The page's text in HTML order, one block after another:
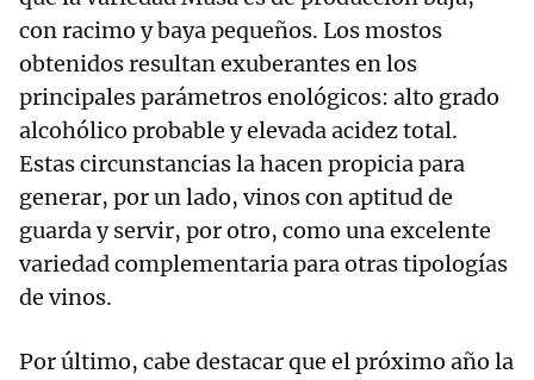
con racimo y baya pequeños. Los mostos
obtenidos resultan exuberantes en los
principales parámetros enológicos: alto grado
alcohólico probable y elevada acidez total.
Estas circunstancias la hacen propicia para
generar, por un lado, vinos con aptitud de
guarda y servir, por otro, como una excelente
variedad complementaria para otras tipologías
de vinos.
Por último, cabe destacar que el próximo año la